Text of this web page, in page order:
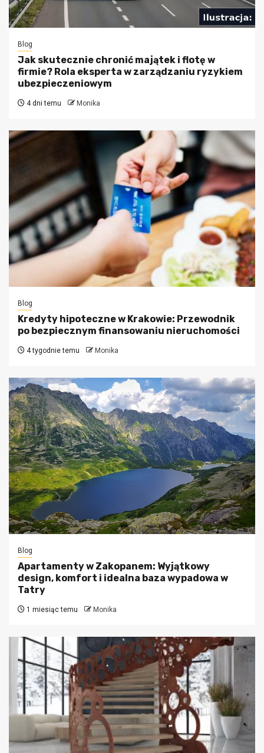
Blog
Jak skutecznie chronić majątek i flotę w
firmie? Rola eksperta w zarządzaniu ryzykiem
ubezpieczeniowym
4 dni temu Monika
Blog
Kredyty hipoteczne w Krakowie: Przewodnik
po bezpiecznym finansowaniu nieruchomości
4 tygodnie temu Monika
Blog
Apartamenty w Zakopanem: Wyjątkowy
design, komfort i idealna baza wypadowa w
Tatry
1 miesiąc temu Monika